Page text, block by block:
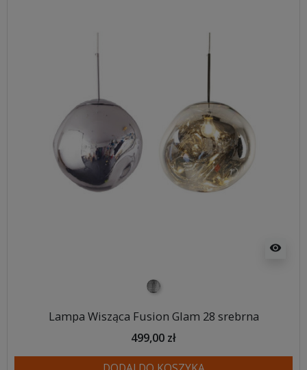
visibility
srebrny
Lampa Wisząca Fusion Glam 28 srebrna
499,00 zł